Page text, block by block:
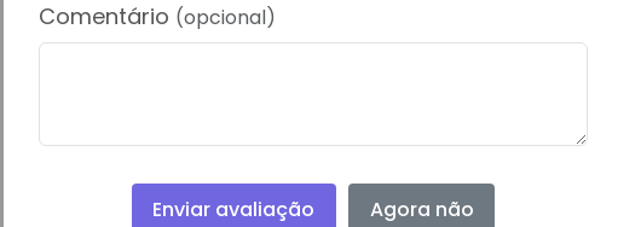
Comentário (opcional)
Enviar avaliação Agora não